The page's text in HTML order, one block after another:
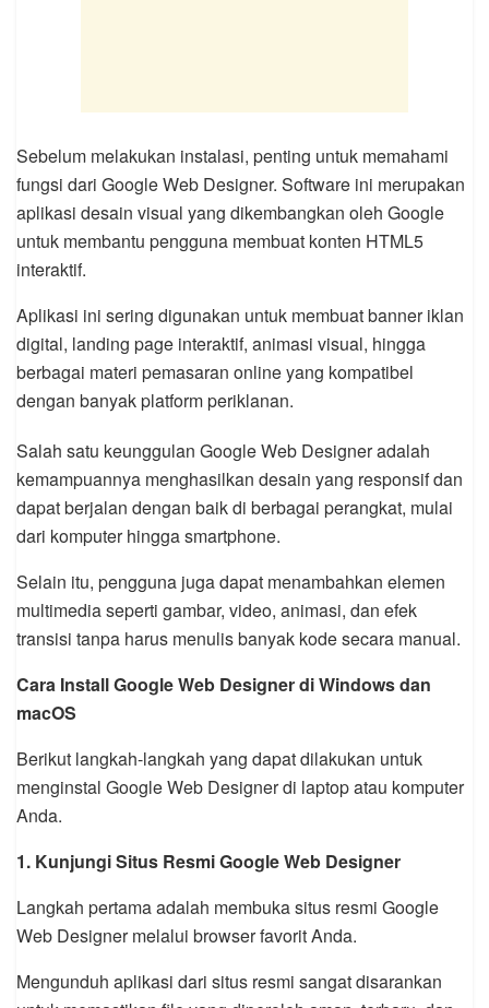
Sebelum melakukan instalasi, penting untuk memahami
fungsi dari Google Web Designer. Software ini merupakan
aplikasi desain visual yang dikembangkan oleh Google
untuk membantu pengguna membuat konten HTML5
interaktif.
Aplikasi ini sering digunakan untuk membuat banner iklan
digital, landing page interaktif, animasi visual, hingga
berbagai materi pemasaran online yang kompatibel
dengan banyak platform periklanan.
Salah satu keunggulan Google Web Designer adalah
kemampuannya menghasilkan desain yang responsif dan
dapat berjalan dengan baik di berbagai perangkat, mulai
dari komputer hingga smartphone.
Selain itu, pengguna juga dapat menambahkan elemen
multimedia seperti gambar, video, animasi, dan efek
transisi tanpa harus menulis banyak kode secara manual.
Cara Install Google Web Designer di Windows dan
macOS
Berikut langkah-langkah yang dapat dilakukan untuk
menginstal Google Web Designer di laptop atau komputer
Anda.
1. Kunjungi Situs Resmi Google Web Designer
Langkah pertama adalah membuka situs resmi Google
Web Designer melalui browser favorit Anda.
Mengunduh aplikasi dari situs resmi sangat disarankan